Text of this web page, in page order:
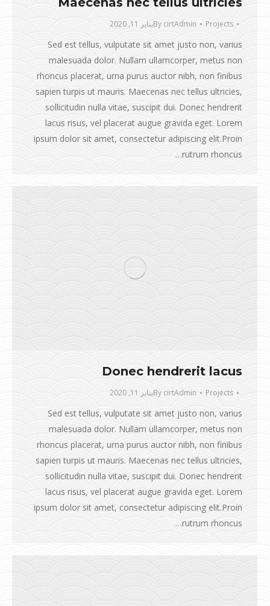
Projects
By cirtAdmin يناير 11, 2020
Sed est tellus, vulputate sit amet justo non, varius
malesuada dolor. Nullam ullamcorper, metus non
rhoncus placerat, urna purus auctor nibh, non finibus
sapien turpis ut mauris. Maecenas nec tellus ultricies,
sollicitudin nulla vitae, suscipit dui. Donec hendrerit
lacus risus, vel placerat augue gravida eget. Lorem
ipsum dolor sit amet, consectetur adipiscing elit.Proin
rutrum rhoncus…
Donec hendrerit lacus
Projects
By cirtAdmin يناير 11, 2020
Sed est tellus, vulputate sit amet justo non, varius
malesuada dolor. Nullam ullamcorper, metus non
rhoncus placerat, urna purus auctor nibh, non finibus
sapien turpis ut mauris. Maecenas nec tellus ultricies,
sollicitudin nulla vitae, suscipit dui. Donec hendrerit
lacus risus, vel placerat augue gravida eget. Lorem
ipsum dolor sit amet, consectetur adipiscing elit.Proin
rutrum rhoncus…